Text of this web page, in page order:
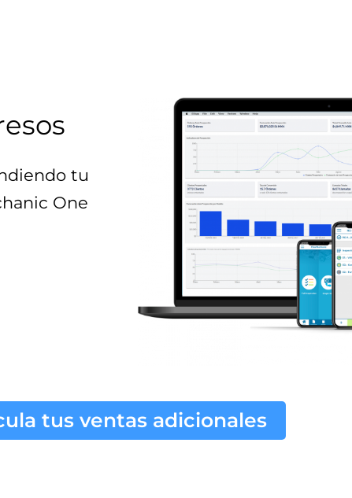
tu
One
tus ventas adicionales